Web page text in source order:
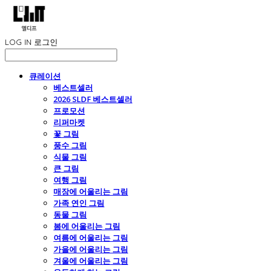
LOG IN 로그인
큐레이션
베스트셀러
2026 SLDF 베스트셀러
프로모션
리퍼마켓
꽃 그림
풍수 그림
식물 그림
큰 그림
여행 그림
매장에 어울리는 그림
가족 연인 그림
동물 그림
봄에 어울리는 그림
여름에 어울리는 그림
가을에 어울리는 그림
겨울에 어울리는 그림